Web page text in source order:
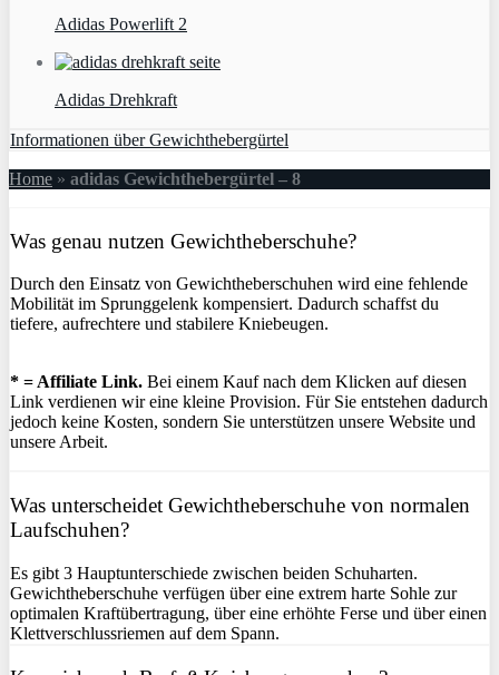
Adidas Powerlift 2
Adidas Drehkraft
Informationen über Gewichthebergürtel
Home » adidas Gewichthebergürtel – 8
Was genau nutzen Gewichtheberschuhe?
Durch den Einsatz von Gewichtheberschuhen wird eine fehlende
Mobilität im Sprunggelenk kompensiert. Dadurch schaffst du
tiefere, aufrechtere und stabilere Kniebeugen.
* = Affiliate Link. Bei einem Kauf nach dem Klicken auf diesen
Link verdienen wir eine kleine Provision. Für Sie entstehen dadurch
jedoch keine Kosten, sondern Sie unterstützen unsere Website und
unsere Arbeit.
Was unterscheidet Gewichtheberschuhe von normalen
Laufschuhen?
Es gibt 3 Hauptunterschiede zwischen beiden Schuharten.
Gewichtheberschuhe verfügen über eine extrem harte Sohle zur
optimalen Kraftübertragung, über eine erhöhte Ferse und über einen
Klettverschlussriemen auf dem Spann.